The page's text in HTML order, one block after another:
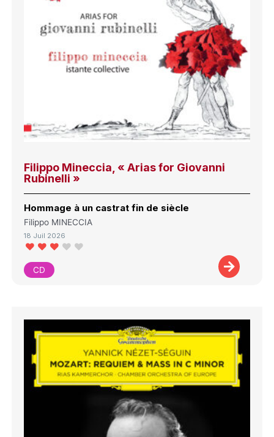
Filippo Mineccia, « Arias for Giovanni
Rubinelli »
Hommage à un castrat fin de siècle
Filippo MINECCIA
18 Juil 2026
CD